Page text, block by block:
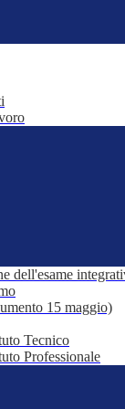
dell'esame
15 maggio)
Tecnico
Professionale